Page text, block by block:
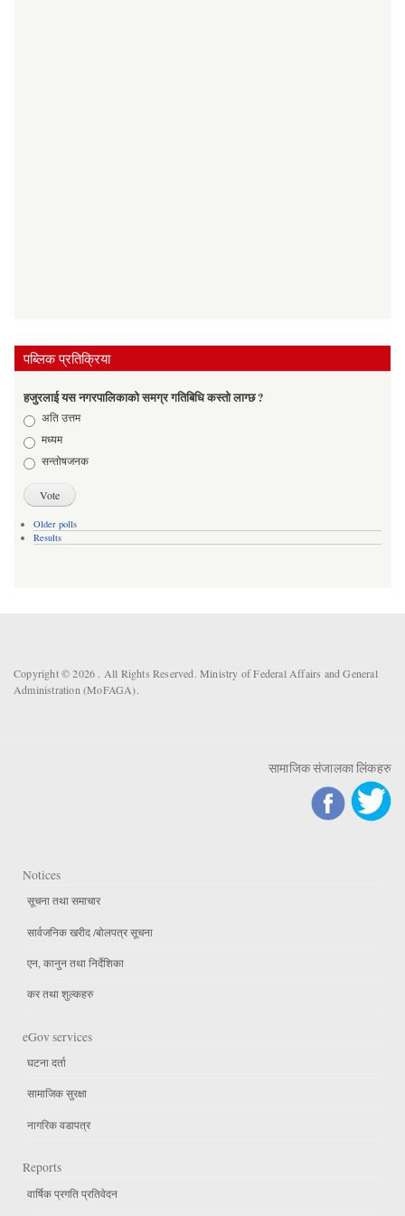
पब्लिक प्रतिक्रिया
हजुरलाई यस नगरपालिकाको समग्र गतिबिधि कस्तो लाग्छ ?
Choicesअति उत्तम
मध्यम
सन्तोषजनक
Older polls
Results
Copyright © 2026 . All Rights Reserved. Ministry of Federal Affairs and General
Administration (MoFAGA).
सामाजिक संजालका लिंकहरु
Notices
सूचना तथा समाचार
सार्वजनिक खरीद /बोलपत्र सूचना
एन, कानुन तथा निर्देशिका
कर तथा शुल्कहरु
eGov services
घटना दर्ता
सामाजिक सुरक्षा
नागरिक वडापत्र
Reports
वार्षिक प्रगति प्रतिवेदन